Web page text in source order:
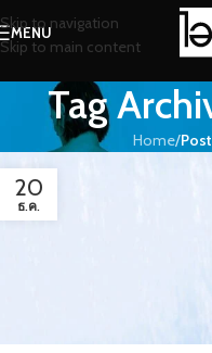
Skip to navigation
Skip to main content
MENU
Tag
Home/
20
ธ.ค.